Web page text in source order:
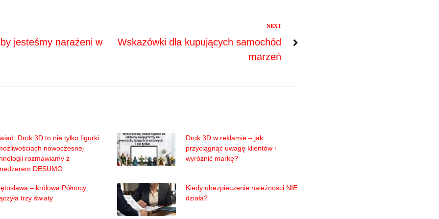
jesteśmy narażeni w
NEXT
Wskazówki dla kupujących samochód
marzeń
Druk 3D to nie tylko figurki.
nowoczesnej
rozmawiamy z
DESUMO
Druk 3D w reklamie – jak
przyciągnąć uwagę klientów i
wyróżnić markę?
– królowa Północy
trzy światy
Kiedy ubezpieczenie należności NIE
działa?